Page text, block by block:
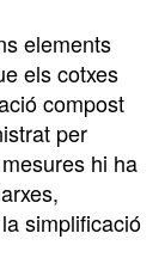
elements
els cotxes
compost
per
hi ha
simplificació